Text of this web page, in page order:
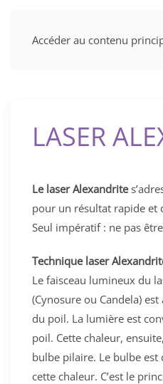
Accéder au contenu
LASER
Le laser Alexandrite
pour un résultat rapide et
Seul impératif : ne pas
Technique laser
Le faisceau lumineux du
(Cynosure ou Candela)
du poil. La lumière est
poil. Cette chaleur,
bulbe pilaire. Le bulbe
cette chaleur. C’est le